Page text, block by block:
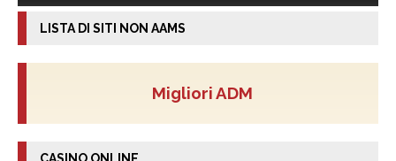
LISTA DI SITI NON AAMS
Migliori ADM
CASINO ONLINE